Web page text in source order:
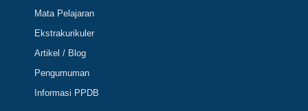
Mata Pelajaran
Ekstrakurikuler
Artikel / Blog
Pengumuman
Informasi PPDB